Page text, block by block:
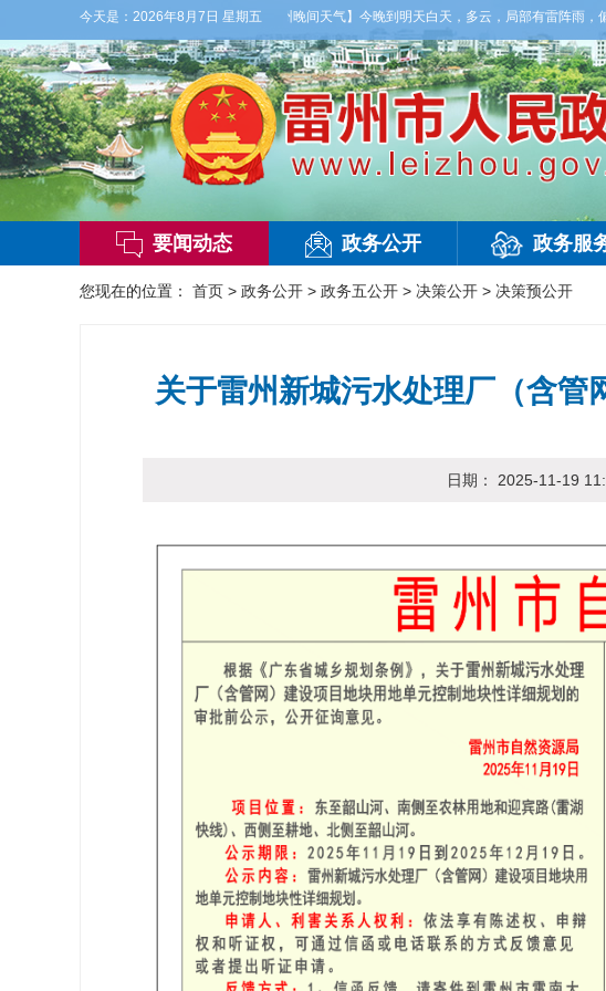
今天是： 2026年8月7日 星期五
雷州市气象台2026年08月07日傍晚发布【雷州晚间天气】今晚到明天白天，多云，局部有雷阵雨，
要闻动态 政务公开 政务服
您现在的位置： 首页 > 政务公开 > 政务五公开 > 决策公开 > 决策预公开
关于雷州新城污水处理厂（含
日期： 2025-11-19